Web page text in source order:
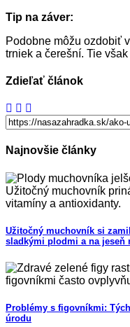
Tip na záver:
Podobne môžu ozdobiť
trniek a čerešní. Tie
Zdieľať článok
Najnovšie články
Užitočný muchovník si
sladkými plodmi a na jeseň
Problémy s figovníkmi:
úrodu